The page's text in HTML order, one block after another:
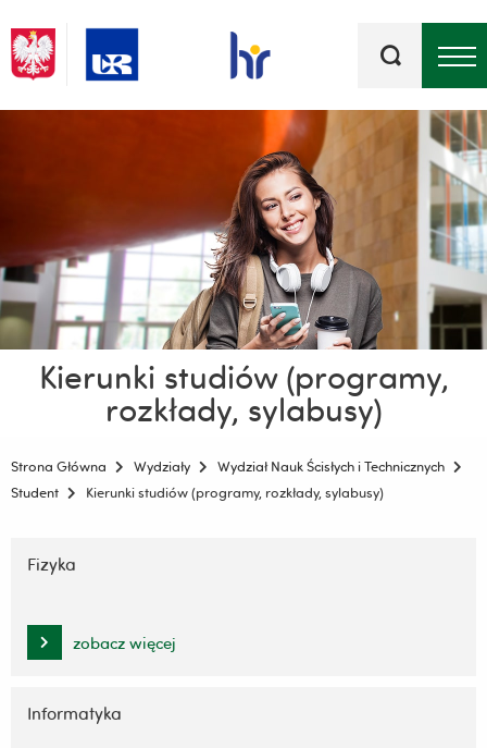
kluczowe
Kierunki studiów (programy,
rozkłady, sylabusy)
Strona Główna Wydziały
Wydział Nauk Ścisłych i Technicznych
Student
Kierunki studiów (programy, rozkłady, sylabusy)
nawigację
treści
Fizyka
zobacz więcej
Informatyka